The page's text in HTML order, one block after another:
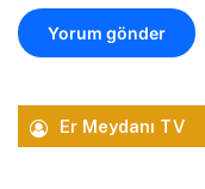
Er Meydanı TV